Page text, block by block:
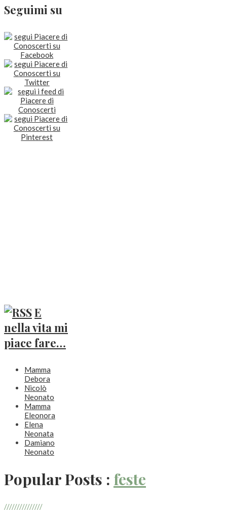
Seguimi su
E
nella vita mi
piace fare…
Mamma
Debora
Nicolò
Neonato
Mamma
Eleonora
Elena
Neonata
Damiano
Neonato
Popular Posts : feste
///////////////